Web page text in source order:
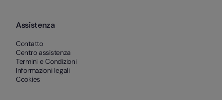
Assistenza
Contatto
Centro assistenza
Termini e Condizioni
Informazioni legali
Cookies